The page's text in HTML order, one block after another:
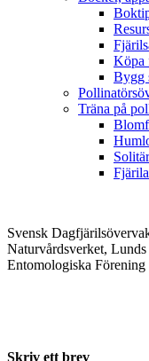
Köpa
Bygg
Träna på
Svensk
Naturvårdsverket,
Entomologiska
Skriv ett brev